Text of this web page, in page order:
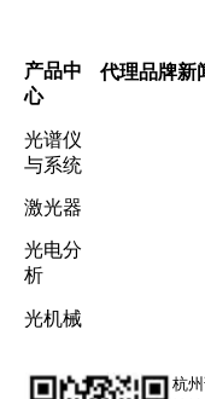
产品中
心
光谱仪
与系统
激光器
光电分
析
光机械
代理品牌新
杭